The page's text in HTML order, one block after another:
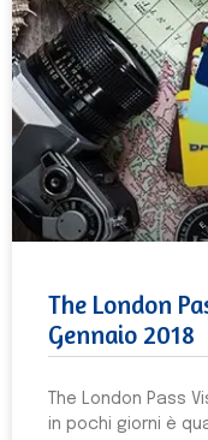
The London
Gennaio 2018
The London Pass
in pochi giorni è